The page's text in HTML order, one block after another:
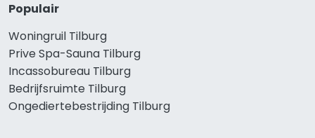
Populair
Woningruil Tilburg
Prive Spa-Sauna Tilburg
Incassobureau Tilburg
Bedrijfsruimte Tilburg
Ongediertebestrijding Tilburg